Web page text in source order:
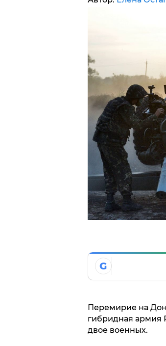
G
Перемирие на
гибридная армия
двое военных.